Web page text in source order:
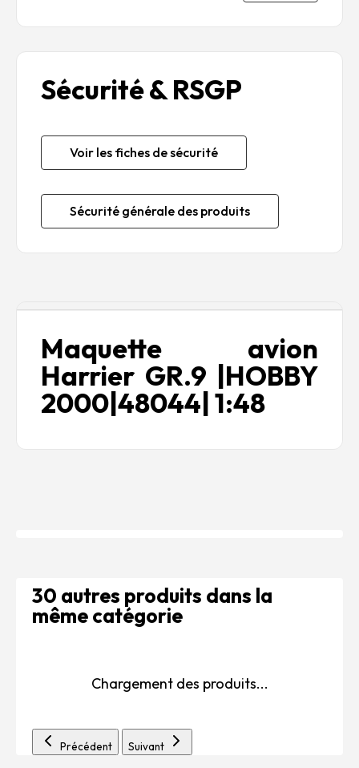
Sécurité & RSGP
Voir les fiches de sécurité
Sécurité générale des produits
Maquette avion
Harrier GR.9 |HOBBY
2000|48044| 1:48
30 autres produits dans la
même catégorie
Chargement des produits...
Précédent Suivant